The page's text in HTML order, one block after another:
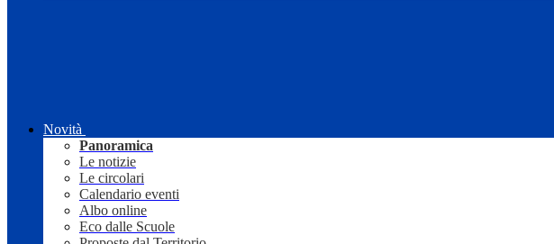
Novità
Panoramica
Le notizie
Le circolari
Calendario eventi
Albo online
Eco dalle Scuole